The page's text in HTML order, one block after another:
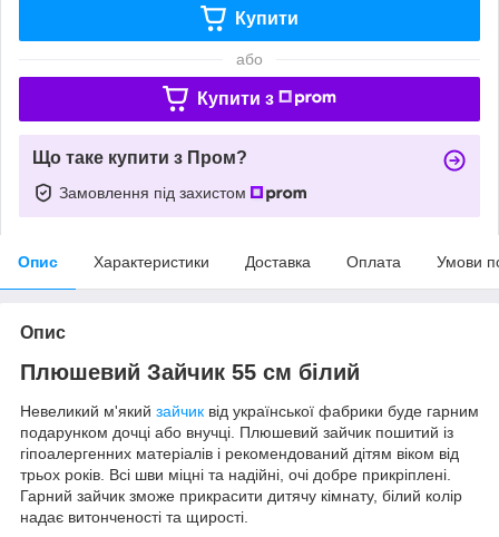
Купити
або
Купити з
Що таке купити з Пром?
Замовлення під захистом
Опис Характеристики Доставка Оплата Умови
Опис
Плюшевий Зайчик 55 см білий
Невеликий м'який зайчик від української фабрики буде гарним
подарунком дочці або внучці. Плюшевий зайчик пошитий із
гіпоалергенних матеріалів і рекомендований дітям віком від
трьох років. Всі шви міцні та надійні, очі добре прикріплені.
Гарний зайчик зможе прикрасити дитячу кімнату, білий колір
надає витонченості та щирості.